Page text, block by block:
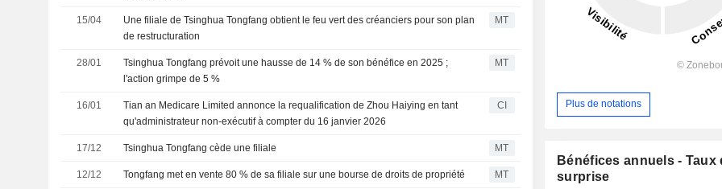
15/04
Une filiale de Tsinghua Tongfang obtient le feu vert des créanciers pour son plan
de restructuration
MT
28/01
Tsinghua Tongfang prévoit une hausse de 14 % de son bénéfice en 2025 ;
l'action grimpe de 5 %
MT
16/01
Tian an Medicare Limited annonce la requalification de Zhou Haiying en tant
qu'administrateur non-exécutif à compter du 16 janvier 2026
CI
17/12 Tsinghua Tongfang cède une filiale MT
12/12 Tongfang met en vente 80 % de sa filiale sur une bourse de droits de propriété MT
Plus de notations
Bénéfices annuels - Taux
surprise